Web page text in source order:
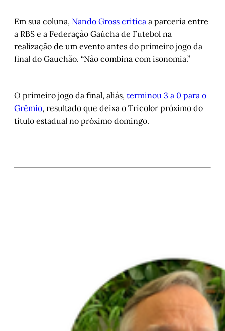
Em sua coluna, Nando Gross critica a parceria entre
a RBS e a Federação Gaúcha de Futebol na
realização de um evento antes do primeiro jogo da
final do Gauchão. “Não combina com isonomia.”
O primeiro jogo da final, aliás, terminou 3 a 0 para o
Grêmio, resultado que deixa o Tricolor próximo do
título estadual no próximo domingo.